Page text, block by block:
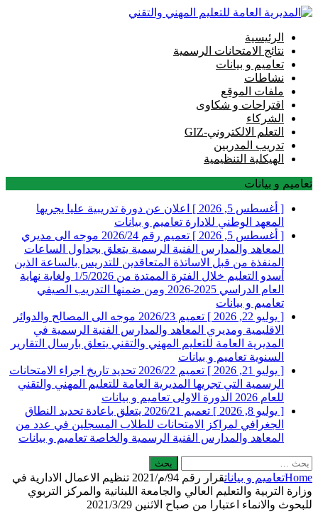
الرئيسية
نتائج الامتحانات الرسمية
تعاميم و بيانات
نشاطات
ملفات الموقع
اقتراحات و شكاوى
الشركاء
التعلم الالكتروني-GIZ
تدريب المدربين
الهيكلية التنظيمية
تعاميم و بيانات
[ أغسطس 5, 2026 ]
اعلان عن دورة تدريبية عليا يجريها
المعهد الوطني للادارة تعاميم و بيانات
[ أغسطس 5, 2026 ]
تعميم رقم 2026/24 موجه الى مديري
المعاهد والمدارس الفنية الرسمية يتعلق بجداول الساعات
المنفذة من قبل الاساتذة المتعاقدين للتدريس بالساعة الذين
أسدو التعليم خلال الفترة الممتدة من 1/5/2026 ولغاية نهاية
العام الدراسي 2025-2026 ومن ضمنها التدريب الصيفي
تعاميم و بيانات
[ يوليو 22, 2026 ]
تعميم 2026/23 موجه الى المصالح والدوائر
الاقليمية ومديري المعاهد والمدارس الفنية الرسمية في
المديرية العامة للتعليم المهني والتقني يتعلق بارسال التقارير
السنوية تعاميم و بيانات
[ يوليو 21, 2026 ]
تعميم 2026/22 تحديد تاريخ اجراء الامتحانات
الرسمية التي تجريها المديرية العامة للتعليم المهني والتقني
للعام 2026 الدورة الاولى
تعاميم و بيانات
[ يوليو 8, 2026 ]
تعميم 2026/21 يتعلق باعادة تحديد النطاق
الجغرافي لمراكز الامتحانات للطلاب المسجلين في عدد من
المعاهد والمدارس الفنية الرسمية والخاصة تعاميم و بيانات
البحث
عن:
Homeتعاميم و بيانات
قرار رقم 94/م/2021 تنظيم الاعمال الادارية في
وزارة التربية والتعليم العالي والجامعة اللبنانية والمركز التربوي
للبحوث والانماء اعتبارا من صباح الاثنين 2021/3/29